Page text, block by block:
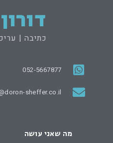
כתיבה |
052-5667877
sheffer.co.il
מה שאני עושה